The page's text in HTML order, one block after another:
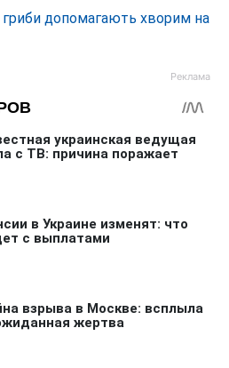
гриби допомагають хворим на